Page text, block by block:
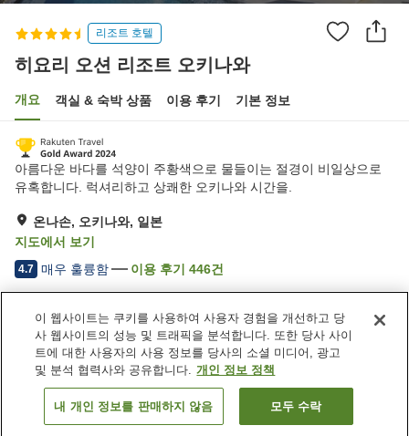
리조트 호텔
히요리 오션 리조트 오키나와
개요 객실 & 숙박 상품 이용 후기 기본 정보
아름다운 바다를 석양이 주황색으로 물들이는 절경이 비일상으로
유혹합니다. 럭셔리하고 상쾌한 오키나와 시간을.
온나손, 오키나와, 일본
지도에서 보기
4.7 매우 훌륭함 이용 후기 446건
숙소 편의 시설/서비스
주차장
사우나
스파 / 미용실
피트니스 클럽 / 헬스장
일본 오키나와 온나손 히요리 오션 리조트 오키나와
객실 보기
이 웹사이트는 쿠키를 사용하여 사용자 경험을 개선하고 당
사 웹사이트의 성능 및 트래픽을 분석합니다. 또한 당사 사이
트에 대한 사용자의 사용 정보를 당사의 소셜 미디어, 광고
및 분석 협력사와 공유합니다. 개인 정보 정책
내 개인 정보를 판매하지 않음 모두 수락